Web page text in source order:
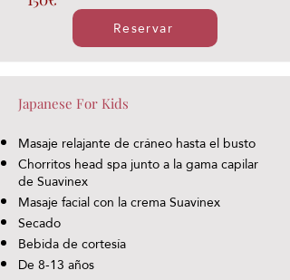
Reservar
Japanese For Kids
Masaje relajante de cráneo hasta el busto
Chorritos head spa junto a la gama capilar
de Suavinex
Masaje facial con la crema Suavinex
Secado
Bebida de cortesía
De 8-13 años